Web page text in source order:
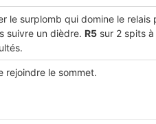
le surplomb qui domine le relais
suivre un dièdre. R5sur 2 spits à
rejoindre le sommet.